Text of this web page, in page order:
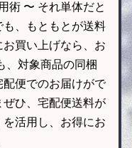
術 〜 それ単体だと
、もともとが送料
買い上げなら、お
、対象商品の同梱
便でのお届けがで
ひ、宅配便送料が
活用し、お得にお